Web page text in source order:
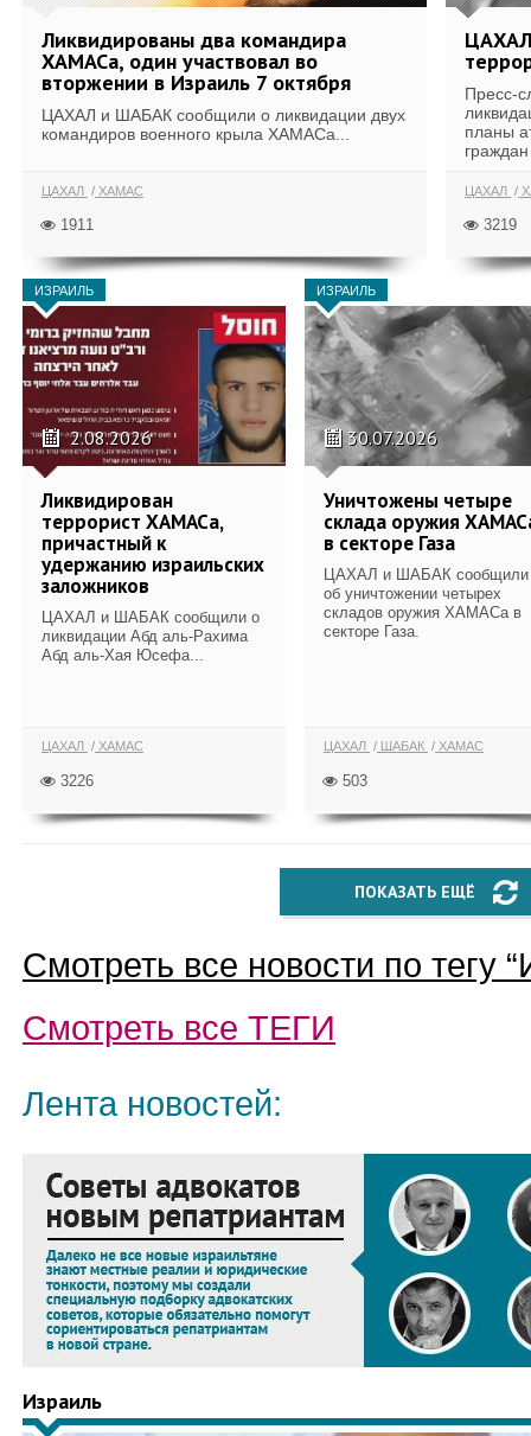
Ликвидированы два командира
ХАМАСа, один участвовал во
вторжении в Израиль 7 октября
ЦАХАЛ и ШАБАК сообщили о ликвидации двух
командиров военного крыла ХАМАСа...
ЦАХАЛ ХАМАС
1911
ЦАХАЛ
Пресс-
планы
ЦАХАЛ
3219
ИЗРАИЛЬ
2.08.2026
Ликвидирован
террорист ХАМАСа,
причастный к
удержанию израильских
заложников
ЦАХАЛ и ШАБАК сообщили о
ликвидации Абд аль-Рахима
Абд аль-Хая Юсефа...
ЦАХАЛ ХАМАС
3226
ИЗРАИЛЬ
30.07.2026
Уничтожены четыре
склада оружия
в секторе Газа
ЦАХАЛ и ШАБАК сообщили
об уничтожении четырех
складов оружия ХАМАСа в
секторе Газа.
ЦАХАЛ ШАБАК ХАМАС
503
ПОКАЗАТЬ ЕЩЁ
Смотреть все новости по тегу “
Смотреть все ТЕГИ
Лента новостей:
Израиль